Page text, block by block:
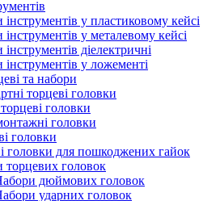
у пластиковому кейсі
у металевому кейсі
діелектричні
у ложементі
та набори
торцеві головки
головки
головки
головки
головки для пошкоджених гайок
торцевих головок
дюймових головок
ударних головок